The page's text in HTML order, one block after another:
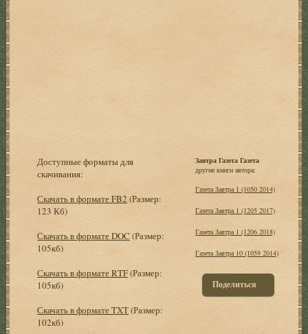
Доступные форматы для
скачивания:
Скачать в формате FB2 (Размер:
123 Кб)
Скачать в формате DOC (Размер:
105кб)
Скачать в формате RTF(Размер:
105кб)
Скачать в формате TXT(Размер:
102кб)
Завтра Газета Газета
другие книги автора:
Газета Завтра 1 (1050 2014)
Газета Завтра 1 (1205 2017)
Газета Завтра 1 (1206 2018)
Газета Завтра 10 (1059 2014)
Поделиться